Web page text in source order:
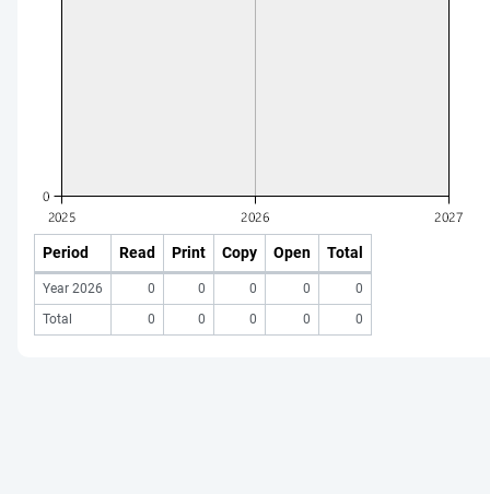
Period Read Print Copy Open Total
Year 2026 0 0 0 0
0
Total
0 0 0 0 0